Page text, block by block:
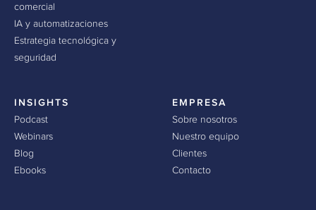
comercial
IA y automatizaciones
Estrategia tecnológica y
seguridad
INSIGHTS
Podcast
Webinars
Blog
Ebooks
EMPRESA
Sobre nosotros
Nuestro equipo
Clientes
Contacto